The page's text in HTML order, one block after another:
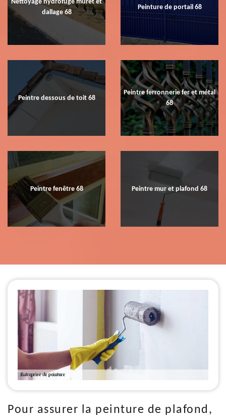
Nettoyage hydrofuge muret et
dallage 68
Peinture de portail 68
Peintre dessous de toit 68
Peintre ferronnerie fer et métal
68
Peintre fenêtre 68 Peintre mur et plafond 68
Pour assurer la peinture de plafond,